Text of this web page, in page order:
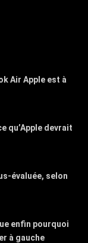
Air Apple est à
qu’Apple devrait
évaluée, selon
enfin pourquoi
à gauche